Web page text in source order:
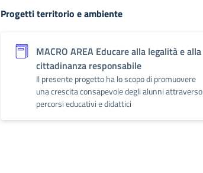
Progetti territorio e ambiente
MACRO AREA Educare alla legalità e alla
cittadinanza responsabile
Il presente progetto ha lo scopo di promuovere
una crescita consapevole degli alunni attraverso
percorsi educativi e didattici